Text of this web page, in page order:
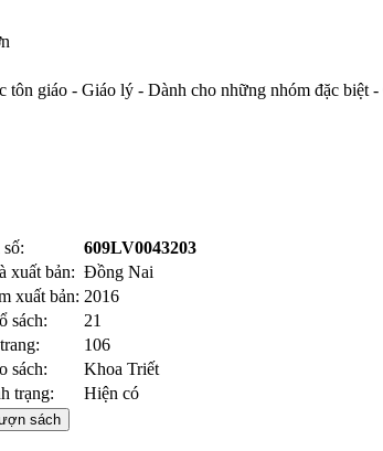
tôn giáo - Giáo lý - Dành cho những nhóm đặc biệt
609LV0043203
xuất bản: Đồng Nai
xuất bản: 2016
sách:
21
106
sách:
Khoa Triết
trạng:
Hiện có
sách